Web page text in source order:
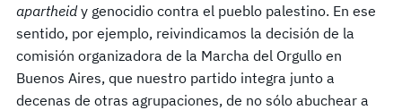
apartheidy genocidio contra el pueblo palestino. En ese
sentido, por ejemplo, reivindicamos la decisión de la
comisión organizadora de la Marcha del Orgullo en
Buenos Aires, que nuestro partido integra junto a
decenas de otras agrupaciones, de no sólo abuchear a